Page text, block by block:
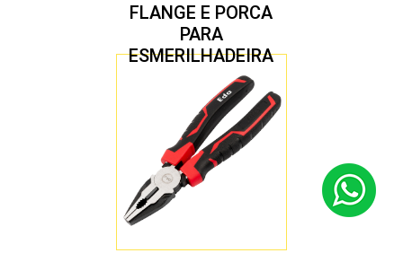
FLANGE E PORCA
PARA
ESMERILHADEIRA
4.1/2″ 20,00 MM